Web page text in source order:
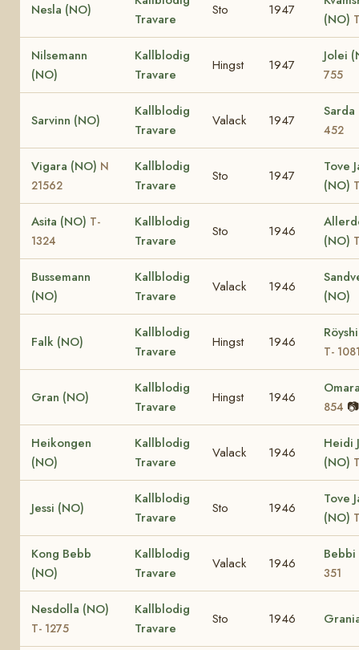
Nesla (NO)
Travare
Sto 1947
(NO)
Nilsemann
(NO)
Kallblodig
Travare
Hingst 1947
Jolei
755
Sarvinn (NO)
Kallblodig
Travare
Valack 1947
452
Vigara (NO) N
21562
Kallblodig
Travare
Sto 1947
Tove
(NO)
Asita (NO) T-
1324
Kallblodig
Travare
Sto 1946
(NO)
Bussemann
(NO)
Kallblodig
Travare
Valack 1946
(NO)
Falk (NO)
Kallblodig
Travare
Hingst 1946
T-
Gran (NO)
Kallblodig
Travare
Hingst 1946
854 📷
Heikongen
(NO)
Kallblodig
Travare
Valack 1946
Heidi
(NO)
Jessi (NO)
Kallblodig
Travare
Sto 1946
Tove
(NO)
Kong Bebb
(NO)
Kallblodig
Travare
Valack 1946
351
Nesdolla (NO)
T- 1275
Kallblodig
Travare
Sto 1946